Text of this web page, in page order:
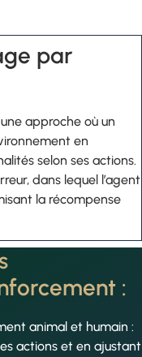
par
approche où un
en
selon ses actions.
dans lequel l’agent
la récompense
:
animal et humain :
actions et en ajustant